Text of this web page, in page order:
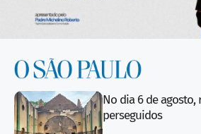
No dia 6 de agosto,
perseguidos